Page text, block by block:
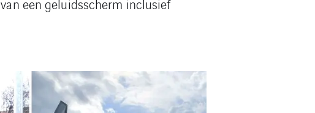
een geluidsscherm inclusief